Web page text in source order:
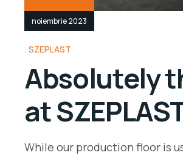
noiembrie 2023
SZEPLAST
Absolutely
at
While our production floor is